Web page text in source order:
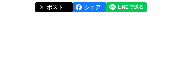
ポスト シェア